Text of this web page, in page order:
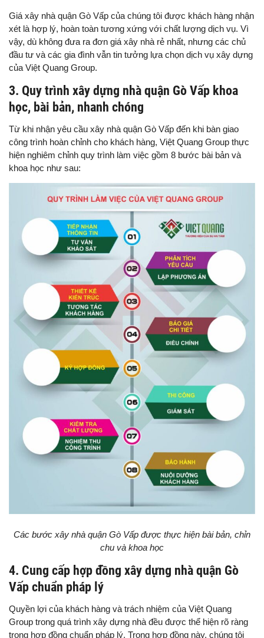
Giá xây nhà quận Gò Vấp của chúng tôi được khách hàng nhận
xét là hợp lý, hoàn toàn tương xứng với chất lượng dịch vụ. Vì
vậy, dù không đưa ra đơn giá xây nhà rẻ nhất, nhưng các chủ
đầu tư và các gia đình vẫn tin tưởng lựa chọn dịch vụ xây dựng
của Việt Quang Group.
3. Quy trình xây dựng nhà quận Gò Vấp khoa
học, bài bản, nhanh chóng
Từ khi nhận yêu cầu xây nhà quận Gò Vấp đến khi bàn giao
công trình hoàn chỉnh cho khách hàng, Việt Quang Group thực
hiện nghiêm chỉnh quy trình làm việc gồm 8 bước bài bản và
khoa học như sau:
Các bước xây nhà quận Gò Vấp được thực hiện bài bản, chỉn
chu và khoa học
4. Cung cấp hợp đồng xây dựng nhà quận Gò
Vấp chuẩn pháp lý
Quyền lợi của khách hàng và trách nhiệm của Việt Quang
Group trong quá trình xây dựng nhà đều được thể hiện rõ ràng
trong hợp đồng chuẩn pháp lý. Trong hợp đồng này, chúng tôi